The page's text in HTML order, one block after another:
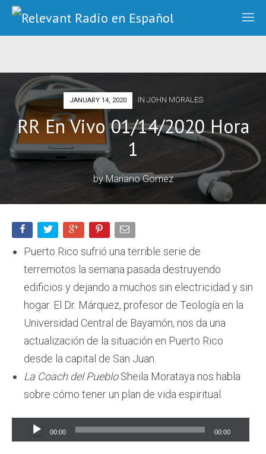
JANUARY 14, 2020 IN JOHN MORALES
RR En Vivo 01/14/2020 Hora
1
byMariano Gomez
Puerto Rico sufrió una terrible serie de
terremotos la semana pasada destruyendo
edificios y dejando a muchos sin electricidad y sin
hogar. El Dr. Márquez, profesor de Teología en la
Universidad Central de Bayamón, nos da una
actualización de la situación en Puerto Rico
desde la capital de San Juan.
La Coach del PuebloSheila Morataya nos habla
sobre cómo tener un plan de vida espiritual.
Audio
Player
00:00 00:00